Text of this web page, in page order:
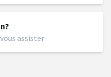
assister